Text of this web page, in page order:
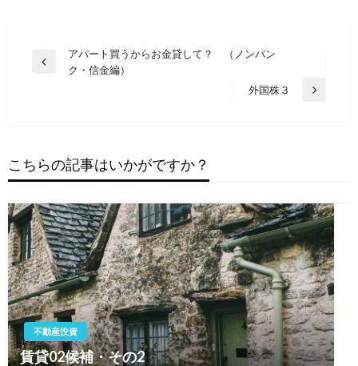
投
ー
ョ
ン
アパート買うからお金貸して？ （ノンバン
ク・信金編）
次
外国株３
こちらの記事はいかがですか？
不動産投資
賃貸02候補・その2